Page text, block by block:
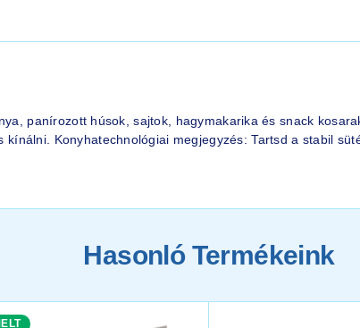
panírozott húsok, sajtok, hagymakarika és snack
Konyhatechnológiai megjegyzés: Tartsd a stabil
Hasonló Termékeink